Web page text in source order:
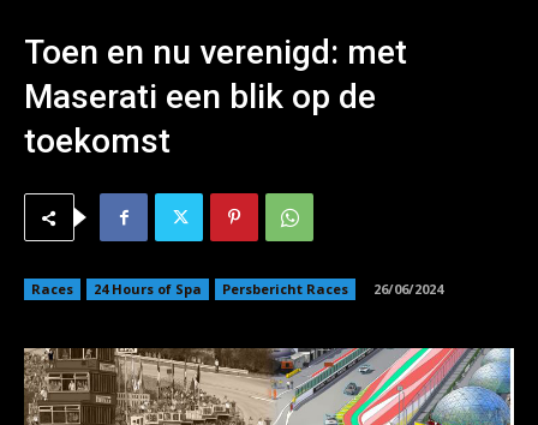
Toen en nu verenigd: met
Maserati een blik op de
toekomst
Races 24 Hours of Spa Persbericht Races 26/06/2024